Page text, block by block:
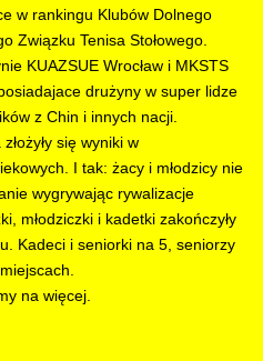
w rankingu Klubów Dolnego
Związku Tenisa Stołowego.
KUAZSUE Wrocław i MKSTS
drużyny w super lidze
z Chin i innych nacji.
się wyniki w
I tak: żacy i młodzicy nie
wygrywając rywalizacje
młodziczki i kadetki zakończyły
Kadeci i seniorki na 5, seniorzy
na więcej.